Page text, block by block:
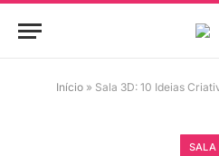
Início » Sala 3D: 10 Ideias
SALA